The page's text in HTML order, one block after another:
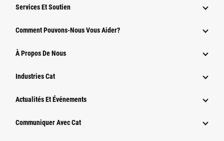
Services Et Soutien
Comment Pouvons-Nous Vous Aider?
À Propos De Nous
Industries Cat
Actualités Et Événements
Communiquer Avec Cat